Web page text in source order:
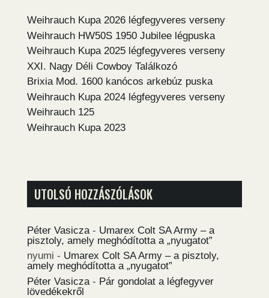
Weihrauch Kupa 2026 légfegyveres verseny
Weihrauch HW50S 1950 Jubilee légpuska
Weihrauch Kupa 2025 légfegyveres verseny
XXI. Nagy Déli Cowboy Találkozó
Brixia Mod. 1600 kanócos arkebúz puska
Weihrauch Kupa 2024 légfegyveres verseny
Weihrauch 125
Weihrauch Kupa 2023
UTOLSÓ HOZZÁSZÓLÁSOK
Péter Vasicza - Umarex Colt SA Army – a
pisztoly, amely meghódította a „nyugatot”
nyumi - Umarex Colt SA Army – a pisztoly,
amely meghódította a „nyugatot”
Péter Vasicza - Pár gondolat a légfegyver
lövedékekről